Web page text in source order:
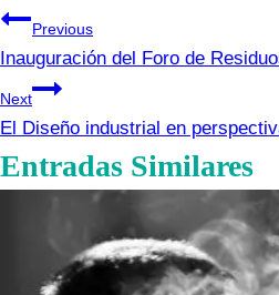
Navegación
de
entradas
Previous
Inauguración del Foro de
Next
El Diseño industrial en
Entradas Similares